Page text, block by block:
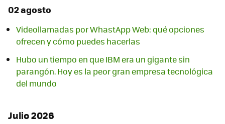
02 agosto
Videollamadas por WhastApp Web: qué opciones
ofrecen y cómo puedes hacerlas
Hubo un tiempo en que IBM era un gigante sin
parangón. Hoy es la peor gran empresa tecnológica
del mundo
Julio 2026